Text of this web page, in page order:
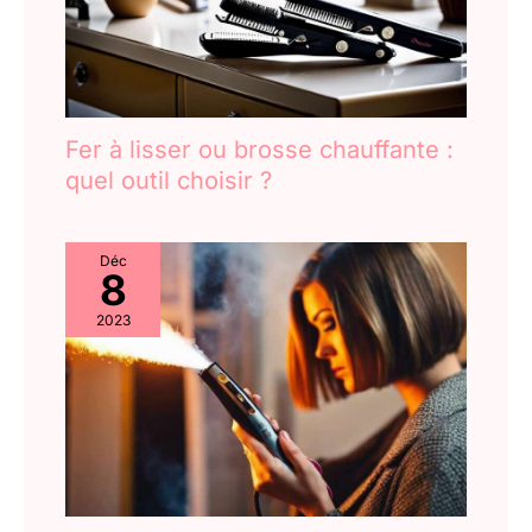
Fer à lisser ou brosse chauffante :
quel outil choisir ?
Déc
8
2023